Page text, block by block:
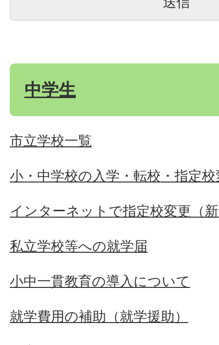
中学生
市立学校一覧
小・中学校の入学・転校・指定
インターネットで指定校変更（
私立学校等への就学届
小中一貫教育の導入について
就学費用の補助（就学援助）